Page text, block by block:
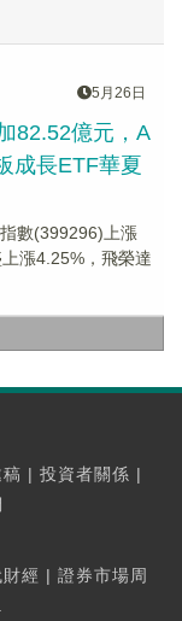
5月26日
82.52億元，A
成長ETF華夏
數(399296)上漲
漲4.25%，飛榮達
| 投資者關係 |
經 | 證券市場周